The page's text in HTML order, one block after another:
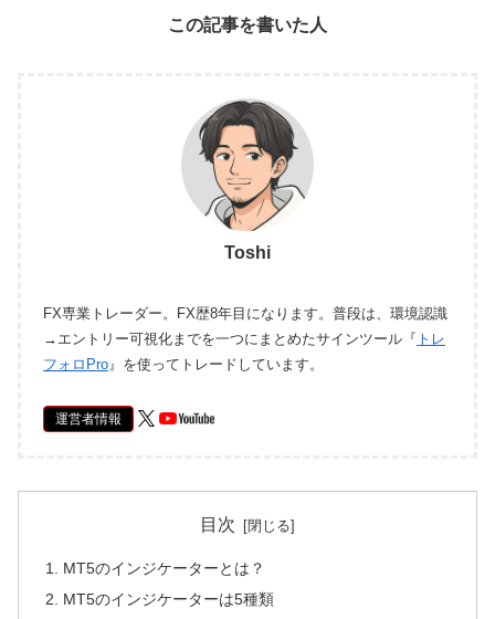
この記事を書いた人
Toshi
FX専業トレーダー。FX歴8年目になります。普段は、環境認識
→エントリー可視化までを一つにまとめたサインツール『 トレ
フォロPro 』を使ってトレードしています。
運営者情報
目次
MT5のインジケーターとは？
MT5のインジケーターは5種類